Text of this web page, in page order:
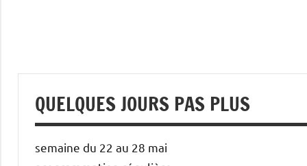
QUELQUES JOURS PAS PLUS
semaine du 22 au 28 mai